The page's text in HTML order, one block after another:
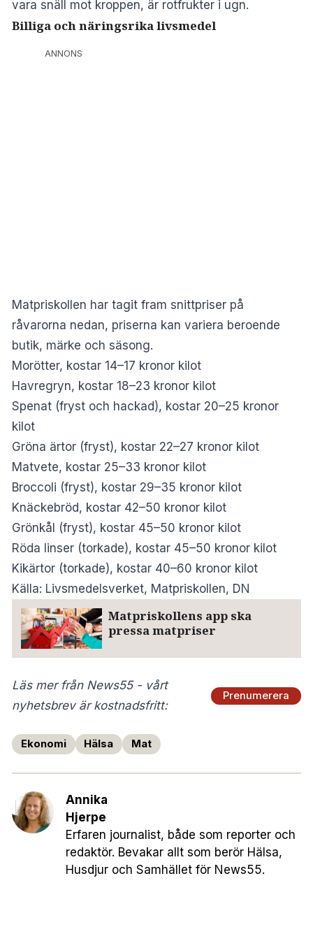
vara snäll mot kroppen, är rotfrukter i ugn.
Billiga och näringsrika livsmedel
ANNONS
Matpriskollen har tagit fram snittpriser på
råvarorna nedan, priserna kan variera beroende
butik, märke och säsong.
Morötter, kostar 14–17 kronor kilot
Havregryn, kostar 18–23 kronor kilot
Spenat (fryst och hackad), kostar 20–25 kronor
kilot
Gröna ärtor (fryst), kostar 22–27 kronor kilot
Matvete, kostar 25–33 kronor kilot
Broccoli (fryst), kostar 29–35 kronor kilot
Knäckebröd, kostar 42–50 kronor kilot
Grönkål (fryst), kostar 45–50 kronor kilot
Röda linser (torkade), kostar 45–50 kronor kilot
Kikärtor (torkade), kostar 40–60 kronor kilot
Källa: Livsmedelsverket, Matpriskollen, DN
Matpriskollens app ska
pressa matpriser
Läs mer från News55 - vårt
nyhetsbrev är kostnadsfritt:
Prenumerera
Ekonomi Hälsa Mat
Annika
Hjerpe
Erfaren journalist, både som reporter och
redaktör. Bevakar allt som berör Hälsa,
Husdjur och Samhället för News55.